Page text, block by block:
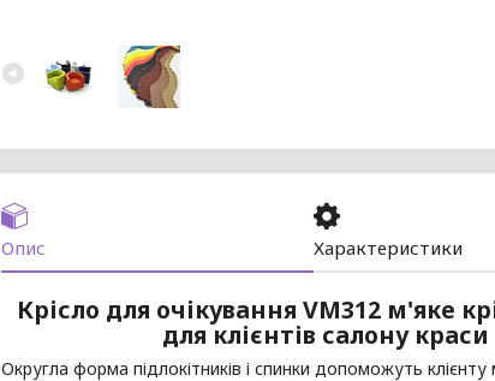
Опис Характеристики
Крісло для очікування VM312 м'яке
для клієнтів салону
Округла форма підлокітників і спинки допоможуть